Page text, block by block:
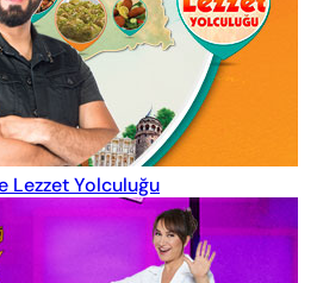
Lezzet Yolculuğu